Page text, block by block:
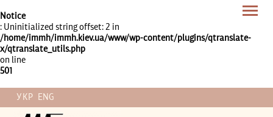
Notice
: Uninitialized string offset: 2 in
/home/immh/immh.kiev.ua/www/wp-content/plugins/qtranslate-
x/qtranslate_utils.php
on line
501
УКР ENG